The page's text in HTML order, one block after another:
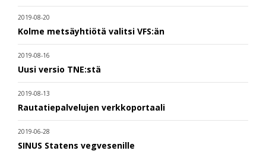
2019-08-20
Kolme metsäyhtiötä valitsi VFS:än
2019-08-16
Uusi versio TNE:stä
2019-08-13
Rautatiepalvelujen verkkoportaali
2019-06-28
SINUS Statens vegvesenille